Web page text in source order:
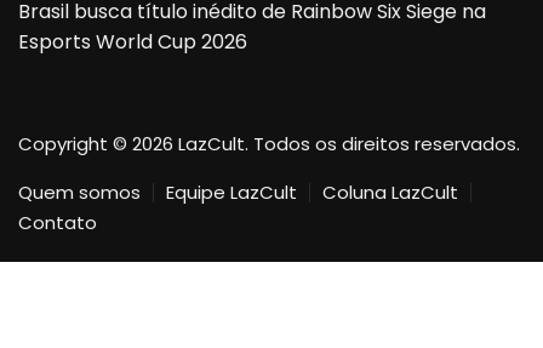
Brasil busca título inédito de Rainbow Six Siege na
Esports World Cup 2026
Copyright © 2026 LazCult. Todos os direitos reservados.
Quem somos
Equipe LazCult
Coluna LazCult
Contato